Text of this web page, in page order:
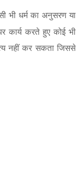
भी धर्म का अनुसरण या
कार्य करते हुए कोई भी
नहीं कर सकता जिससे